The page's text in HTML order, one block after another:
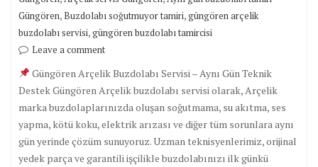
Güngören,Buzdolabı soğutmuyor tamiri,güngören arçelik
buzdolabı servisi,güngören buzdolabı tamircisi
Leave a comment
Güngören Arçelik Buzdolabı Servisi – Aynı Gün Teknik
Destek Güngören Arçelik buzdolabı servisi olarak, Arçelik
marka buzdolaplarınızda oluşan soğutmama, su akıtma, ses
yapma, kötü koku, elektrik arızası ve diğer tüm sorunlara aynı
gün yerinde çözüm sunuyoruz. Uzman teknisyenlerimiz, orijinal
yedek parça ve garantili işçilikle buzdolabınızı ilk günkü